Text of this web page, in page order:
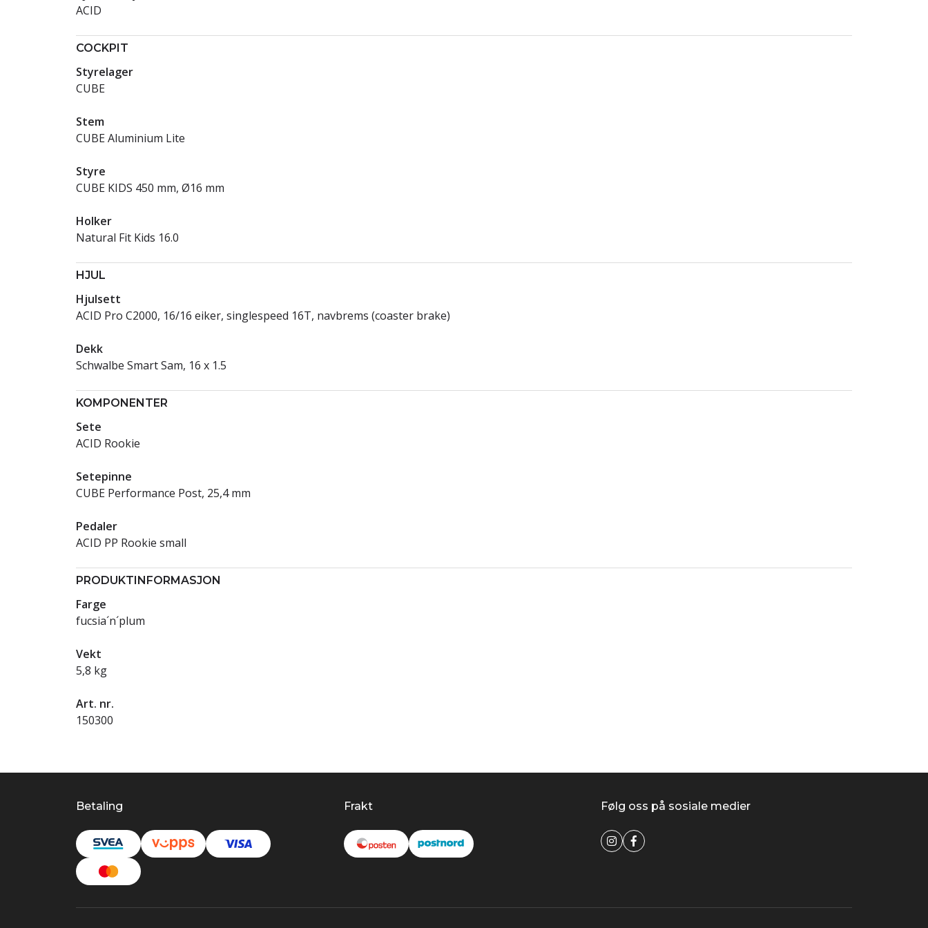
ACID
COCKPIT
Styrelager
CUBE
Stem
CUBE Aluminium Lite
Styre
CUBE KIDS 450 mm, Ø16 mm
Holker
Natural Fit Kids 16.0
HJUL
Hjulsett
ACID Pro C2000, 16/16 eiker, singlespeed 16T, navbrems (coaster brake)
Dekk
Schwalbe Smart Sam, 16 x 1.5
KOMPONENTER
Sete
ACID Rookie
Setepinne
CUBE Performance Post, 25,4 mm
Pedaler
ACID PP Rookie small
PRODUKTINFORMASJON
Farge
fucsia´n´plum
Vekt
5,8 kg
Art. nr.
150300
Betaling Frakt Følg oss på sosiale medier